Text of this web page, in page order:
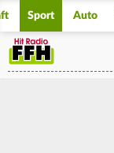
Sport Auto